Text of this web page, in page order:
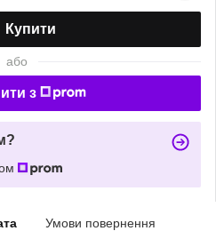
Купити
або
з
Умови повернення